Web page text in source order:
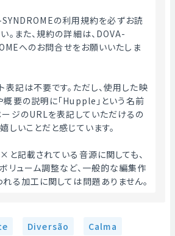
SYNDROMEの利用規約を必ずお読
。また、規約の詳細は、DOVA-
へのお問合せをお願いいたしま
表記は不要です。ただし、使用した映
要の説明に「Hupple」という名前
ージのURLを表記していただけるの
しいことだと感じています。
と記載されている音源に関しても、
リューム調整など、一般的な編集作
Diversão Calma